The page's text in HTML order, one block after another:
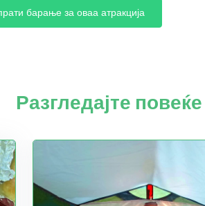
барање за оваа атракција
Разгледајте